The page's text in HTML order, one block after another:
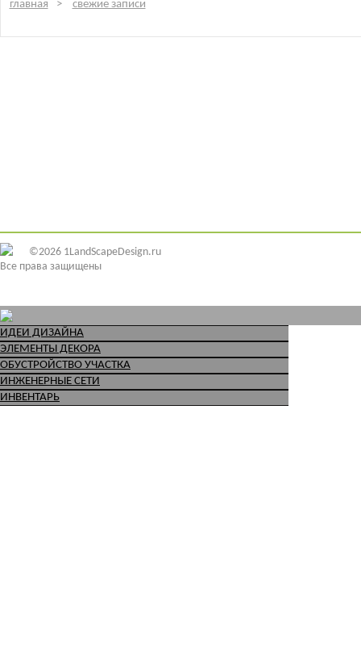
главная свежие записи
©2026 1LandScapeDesign.ru
Все права защищены
ИДЕИ ДИЗАЙНА
ЭЛЕМЕНТЫ ДЕКОРА
ОБУСТРОЙСТВО УЧАСТКА
ИНЖЕНЕРНЫЕ СЕТИ
ИНВЕНТАРЬ